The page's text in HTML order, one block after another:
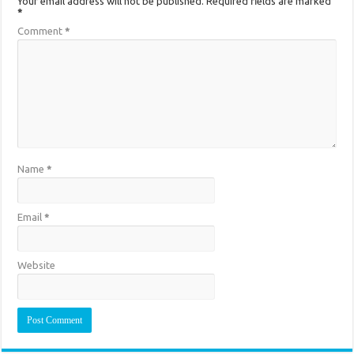
*
Comment*
Name*
Email*
Website